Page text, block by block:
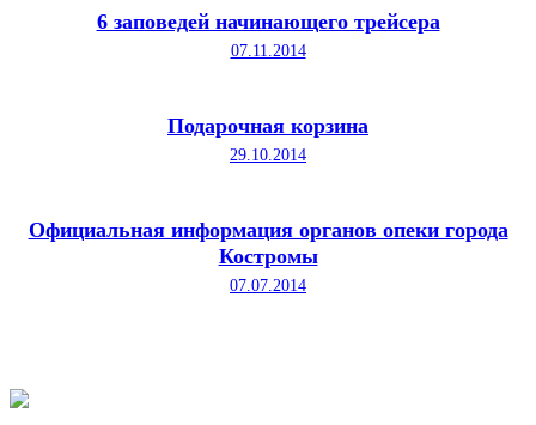
6 заповедей начинающего трейсера
07.11.2014
Подарочная корзина
29.10.2014
Официальная информация органов опеки города
Костромы
07.07.2014